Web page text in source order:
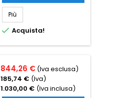
Più
 Acquista!
844,26 € (Iva esclusa)
185,74 € (Iva)
1.030,00 € (Iva inclusa)